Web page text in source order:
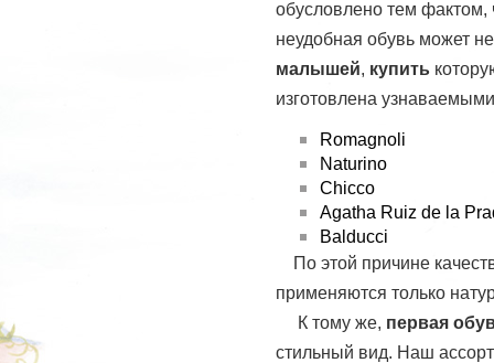
обусловлено тем
неудобная обувь может
малышей, купить
изготовлена
Romagnoli
Naturino
Chicco
Agatha Ruiz de la
Balducci
По этой причине
применяются только
К тому же, первая
стильный вид. Наш